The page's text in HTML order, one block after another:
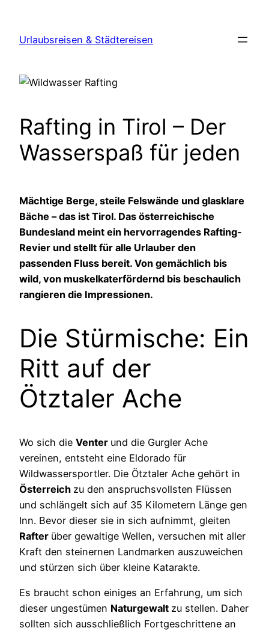
springen
Urlaubsreisen & Städtereisen
Rafting in Tirol – Der
Wasserspaß für jeden
Mächtige Berge, steile Felswände und glasklare
Bäche – das ist Tirol. Das österreichische
Bundesland meint ein hervorragendes Rafting-
Revier und stellt für alle Urlauber den
passenden Fluss bereit. Von gemächlich bis
wild, von muskelkaterfördernd bis beschaulich
rangieren die Impressionen.
Die Stürmische: Ein
Ritt auf der
Ötztaler Ache
Wo sich die Venter und die Gurgler Ache
vereinen, entsteht eine Eldorado für
Wildwassersportler. Die Ötztaler Ache gehört in
Österreich zu den anspruchsvollsten Flüssen
und schlängelt sich auf 35 Kilometern Länge gen
Inn. Bevor dieser sie in sich aufnimmt, gleiten
Rafter über gewaltige Wellen, versuchen mit aller
Kraft den steinernen Landmarken auszuweichen
und stürzen sich über kleine Katarakte.
Es braucht schon einiges an Erfahrung, um sich
dieser ungestümen Naturgewalt zu stellen. Daher
sollten sich ausschließlich Fortgeschrittene an